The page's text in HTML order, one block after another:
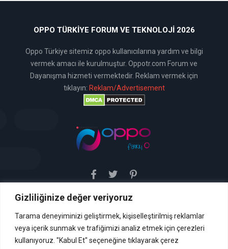
Gizliliğinize değer veriyoruz
Tarama deneyiminizi geliştirmek, kişiselleştirilmiş reklamlar
veya içerik sunmak ve trafiğimizi analiz etmek için çerezleri
kullanıyoruz. "Kabul Et" seçeneğine tıklayarak çerez
OPPO TÜRKIYE FORUM VE TEKNOLOJI 2026
Oppo Türkiye sitemiz oppo kullanıcılarına yardım ve bilgi
vermek amacı ile kurulmuştur. Oppotr.com Forum ve
Dayanışma hizmeti vermektedir. Reklam vermek için
tıklayın: Reklam/Advertisement
Sitemiz uyar / kaldır prensibini benimsemiştir. Sitemiz,
hizmetini vermektedir. Bu yasaya göre, Site yönetimi
hukuka aykırı içerikleri kontrol etme yükümlülüğü yoktur. Bu
nedenle, web sitemiz uyar / kaldır prensibini
benimsemiştir ve kullanmaktadır. (